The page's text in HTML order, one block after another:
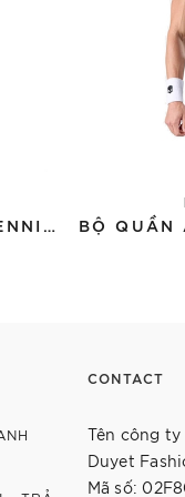
ÁO THUN HYDROGEN TENNIS COURT COTTON 'BLACK'
CONTACT
Tên công
Duyet
Mã số: